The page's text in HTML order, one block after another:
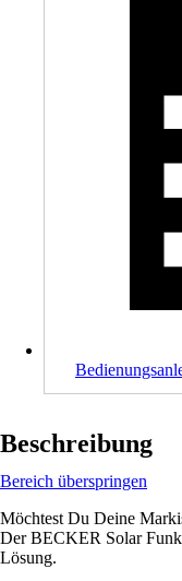
Beschreibung
Bereich überspringen
Möchtest Du Deine
Der BECKER Solar
Lösung.